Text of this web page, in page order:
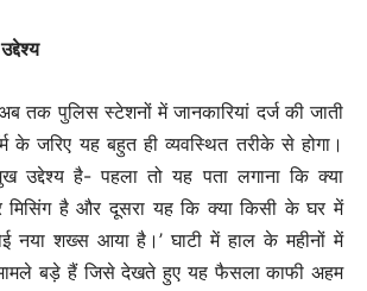
तक पुलिस स्टेशनों में जानकारियां दर्ज की जाती
के जरिए यह बहुत ही व्यवस्थित तरीके से होगा।
उद्देश्य है- पहला तो यह पता लगाना कि क्या
मिसिंग है और दूसरा यह कि क्या किसी के घर में
नया शख्स आया है।’ घाटी में हाल के महीनों में
बड़े हैं जिसे देखते हुए यह फैसला काफी अहम